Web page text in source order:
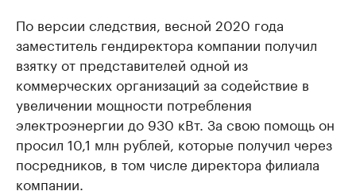
По версии следствия, весной 2020 года
заместитель гендиректора компании получил
взятку от представителей одной из
коммерческих организаций за содействие в
увеличении мощности потребления
электроэнергии до 930 кВт. За свою помощь он
просил 10,1 млн рублей, которые получил через
посредников, в том числе директора филиала
компании.